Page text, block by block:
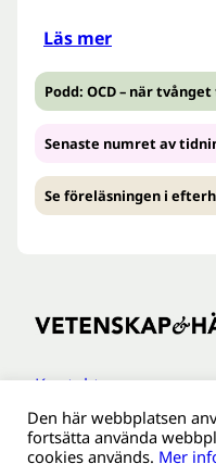
Läs mer
Podd: OCD – när
Senaste numret av
Se föreläsningen i
Kontakt
Om webbplatsen
Den här webbplatsen
fortsätta använda
cookies används. Mer